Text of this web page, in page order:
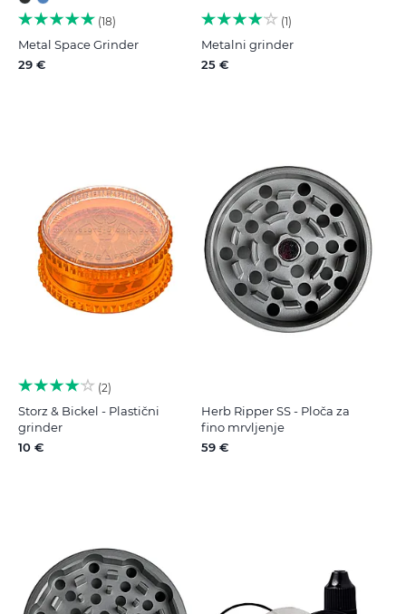
18
Metal Space Grinder
29 €
1
Metalni grinder
25 €
2
Storz & Bickel - Plastični
grinder
10 €
Herb Ripper SS - Ploča za
fino mrvljenje
59 €